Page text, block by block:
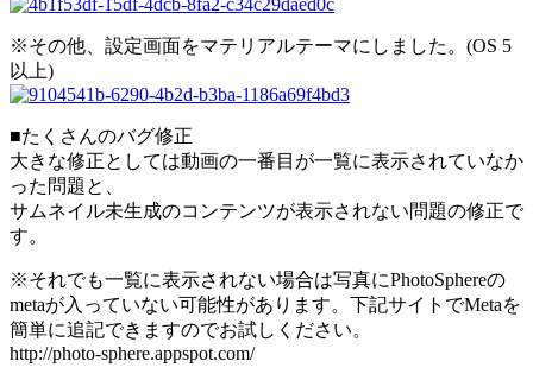
※その他、設定画面をマテリアルテーマにしました。(OS 5
以上)
■たくさんのバグ修正
大きな修正としては動画の一番目が一覧に表示されていなか
った問題と、
サムネイル未生成のコンテンツが表示されない問題の修正で
す。
※それでも一覧に表示されない場合は写真にPhotoSphereの
metaが入っていない可能性があります。下記サイトでMetaを
簡単に追記できますのでお試しください。
http://photo-sphere.appspot.com/